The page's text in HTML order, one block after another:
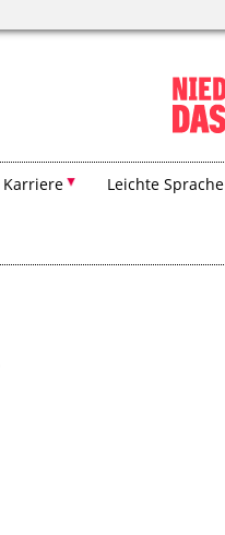
Karriere Leichte Sprache